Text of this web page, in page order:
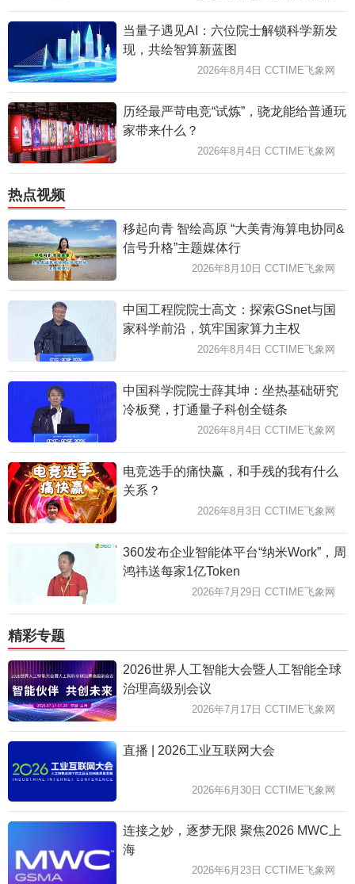
当量子遇见AI：六位院士解锁科学新发
现，共绘智算新蓝图
2026年8月4日 CCTIME飞象网
历经最严苛电竞“试炼”，骁龙能给普通玩
家带来什么？
2026年8月4日 CCTIME飞象网
热点视频
移起向青 智绘高原 “大美青海算电协同&
信号升格”主题媒体行
2026年8月10日 CCTIME飞象网
中国工程院院士高文：探索GSnet与国
家科学前沿，筑牢国家算力主权
2026年8月4日 CCTIME飞象网
中国科学院院士薛其坤：坐热基础研究
冷板凳，打通量子科创全链条
2026年8月4日 CCTIME飞象网
电竞选手的痛快赢，和手残的我有什么
关系？
2026年8月3日 CCTIME飞象网
360发布企业智能体平台“纳米Work”，周
鸿祎送每家1亿Token
2026年7月29日 CCTIME飞象网
精彩专题
2026世界人工智能大会暨人工智能全球
治理高级别会议
2026年7月17日 CCTIME飞象网
直播 | 2026工业互联网大会
2026年6月30日 CCTIME飞象网
连接之妙，逐梦无限 聚焦2026 MWC上
海
2026年6月23日 CCTIME飞象网